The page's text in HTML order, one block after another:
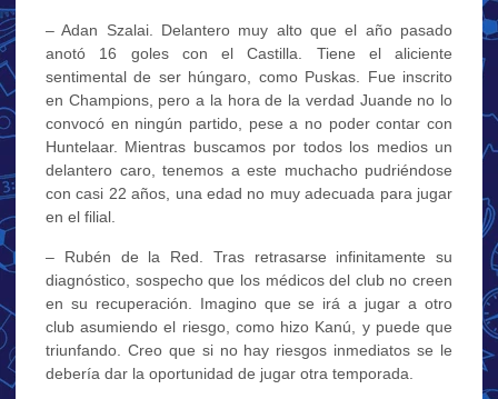
– Adan Szalai. Delantero muy alto que el año pasado
anotó 16 goles con el Castilla. Tiene el aliciente
sentimental de ser húngaro, como Puskas. Fue inscrito
en Champions, pero a la hora de la verdad Juande no lo
convocó en ningún partido, pese a no poder contar con
Huntelaar. Mientras buscamos por todos los medios un
delantero caro, tenemos a este muchacho pudriéndose
con casi 22 años, una edad no muy adecuada para jugar
en el filial.
– Rubén de la Red. Tras retrasarse infinitamente su
diagnóstico, sospecho que los médicos del club no creen
en su recuperación. Imagino que se irá a jugar a otro
club asumiendo el riesgo, como hizo Kanú, y puede que
triunfando. Creo que si no hay riesgos inmediatos se le
debería dar la oportunidad de jugar otra temporada.